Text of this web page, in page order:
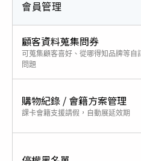
會員管理
顧客資料蒐集問券
可蒐集顧客喜好、從哪得知品牌等自訂
問題
購物紀錄 / 會籍方案管理
課卡會籍支援請假，自動展延效期